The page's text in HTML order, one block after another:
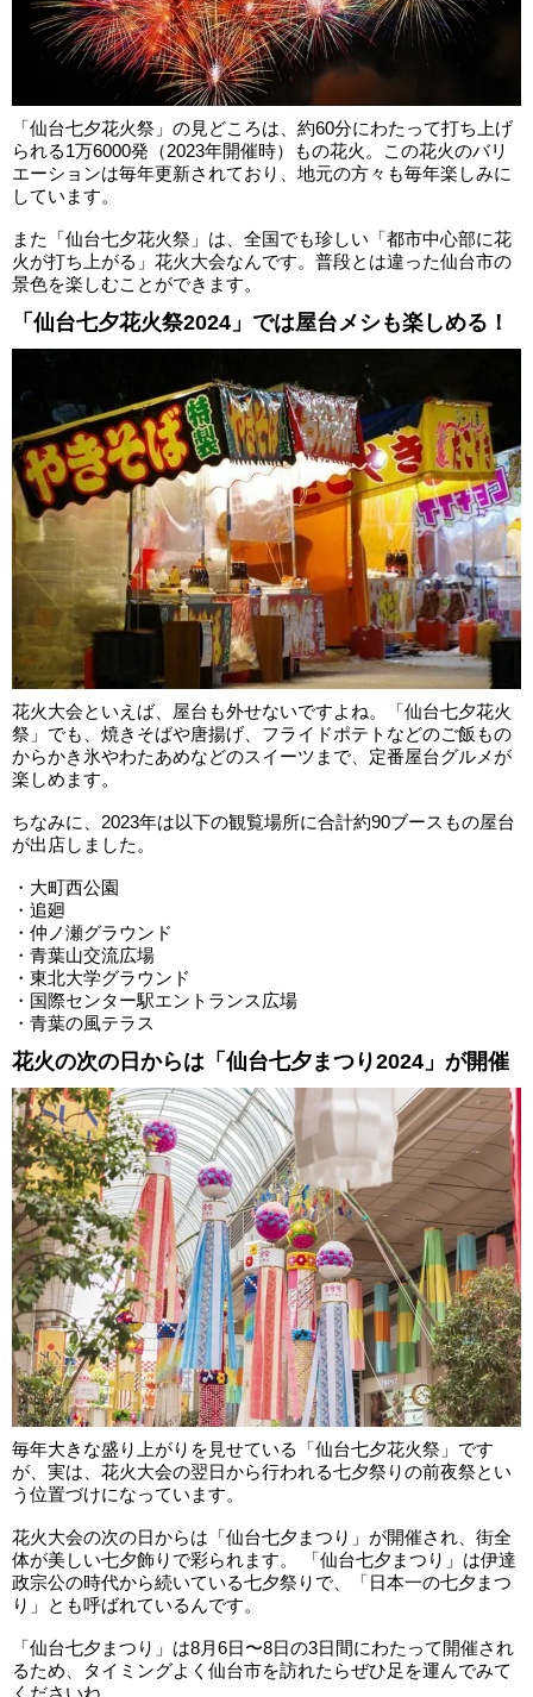
「仙台七夕花火祭」の見どころは、約60分にわたって打ち上げ
られる1万6000発（2023年開催時）もの花火。この花火のバリ
エーションは毎年更新されており、地元の方々も毎年楽しみに
しています。
また「仙台七夕花火祭」は、全国でも珍しい「都市中心部に花
火が打ち上がる」花火大会なんです。普段とは違った仙台市の
景色を楽しむことができます。
「仙台七夕花火祭2024」では屋台メシも楽しめる！
花火大会といえば、屋台も外せないですよね。「仙台七夕花火
祭」でも、焼きそばや唐揚げ、フライドポテトなどのご飯もの
からかき氷やわたあめなどのスイーツまで、定番屋台グルメが
楽しめます。
ちなみに、2023年は以下の観覧場所に合計約90ブースもの屋台
が出店しました。
・大町西公園
・追廻
・仲ノ瀬グラウンド
・青葉山交流広場
・東北大学グラウンド
・国際センター駅エントランス広場
・青葉の風テラス
花火の次の日からは「仙台七夕まつり2024」が開催
毎年大きな盛り上がりを見せている「仙台七夕花火祭」です
が、実は、花火大会の翌日から行われる七夕祭りの前夜祭とい
う位置づけになっています。
花火大会の次の日からは「仙台七夕まつり」が開催され、街全
体が美しい七夕飾りで彩られます。 「仙台七夕まつり」は伊達
政宗公の時代から続いている七夕祭りで、「日本一の七夕まつ
り」とも呼ばれているんです。
「仙台七夕まつり」は8月6日〜8日の3日間にわたって開催され
るため、タイミングよく仙台市を訪れたらぜひ足を運んでみて